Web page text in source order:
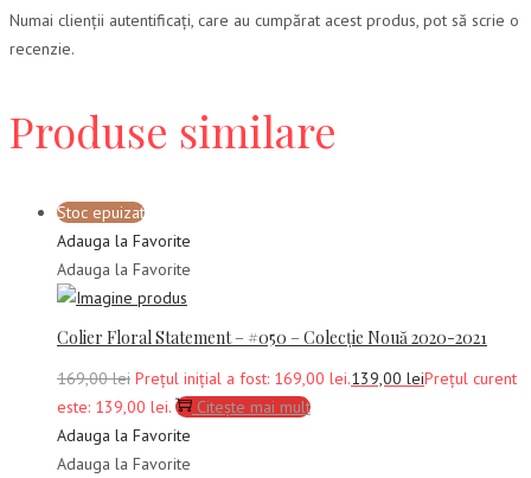
Numai clienții autentificați, care au cumpărat acest produs, pot să scrie o
recenzie.
Produse similare
Stoc epuizat
Adauga la Favorite
Adauga la Favorite
Colier Floral Statement – #050 – Colecție Nouă 2020-2021
169,00lei Prețul inițial a fost: 169,00 lei.139,00 leiPrețul curent
este: 139,00 lei.
Citește mai mult
Adauga la Favorite
Adauga la Favorite